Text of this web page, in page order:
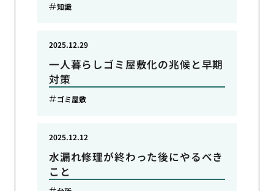
知識
一人暮らしゴミ屋敷化の兆候と早期
対策
2025.12.29
ゴミ屋敷
水漏れ修理が終わった後にやるべき
こと
2025.12.12